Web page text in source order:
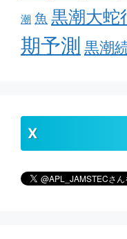
潮 魚 黒潮大蛇
期予測 黒潮
X